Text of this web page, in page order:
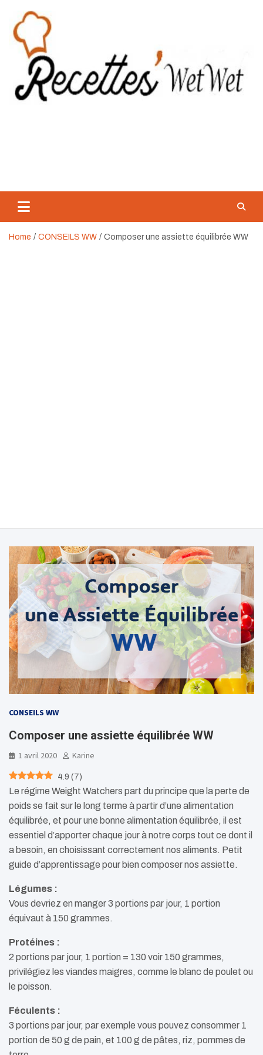
content
Home CONSEILS WW Composer une assiette équilibrée WW
CONSEILS WW
Composer une assiette équilibrée WW
1 avril 2020 Karine
4.9 (7)
Le régime Weight Watchers part du principe que la perte de
poids se fait sur le long terme à partir d’une alimentation
équilibrée, et pour une bonne alimentation équilibrée, il est
essentiel d’apporter chaque jour à notre corps tout ce dont il
a besoin, en choisissant correctement nos aliments. Petit
guide d’apprentissage pour bien composer nos assiette.
Légumes :
Vous devriez en manger 3 portions par jour, 1 portion
équivaut à 150 grammes.
Protéines :
2 portions par jour, 1 portion = 130 voir 150 grammes,
privilégiez les viandes maigres, comme le blanc de poulet ou
le poisson.
Féculents :
3 portions par jour, par exemple vous pouvez consommer 1
portion de 50 g de pain, et 100 g de pâtes, riz, pommes de